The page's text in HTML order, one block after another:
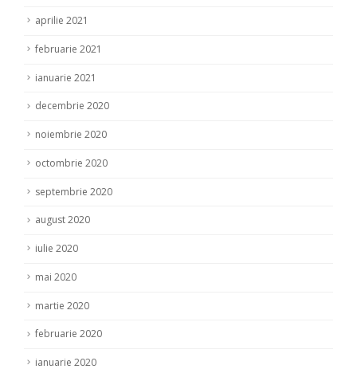
aprilie 2021
februarie 2021
ianuarie 2021
decembrie 2020
noiembrie 2020
octombrie 2020
septembrie 2020
august 2020
iulie 2020
mai 2020
martie 2020
februarie 2020
ianuarie 2020